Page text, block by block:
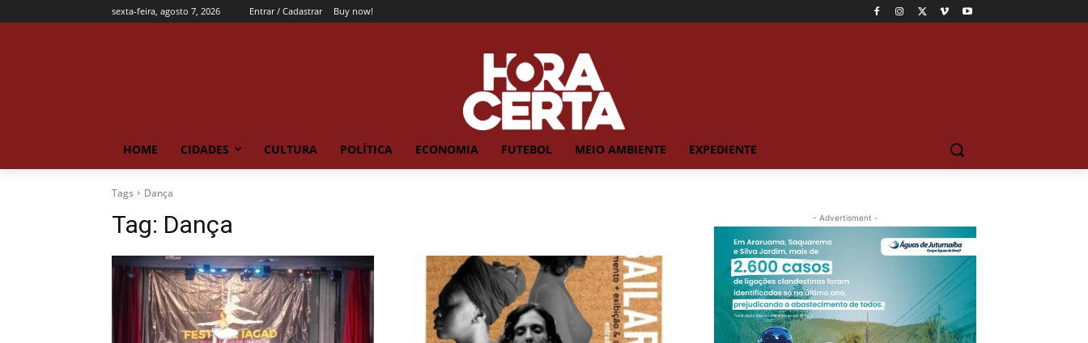
sexta-feira, agosto 7, 2026 Entrar / Cadastrar Buy now!
HOME CIDADES CULTURA POLÍTICA ECONOMIA FUTEBOL MEIO AMBIENTE EXPEDIENTE
Tags Dança
Tag: Dança - Advertisment -